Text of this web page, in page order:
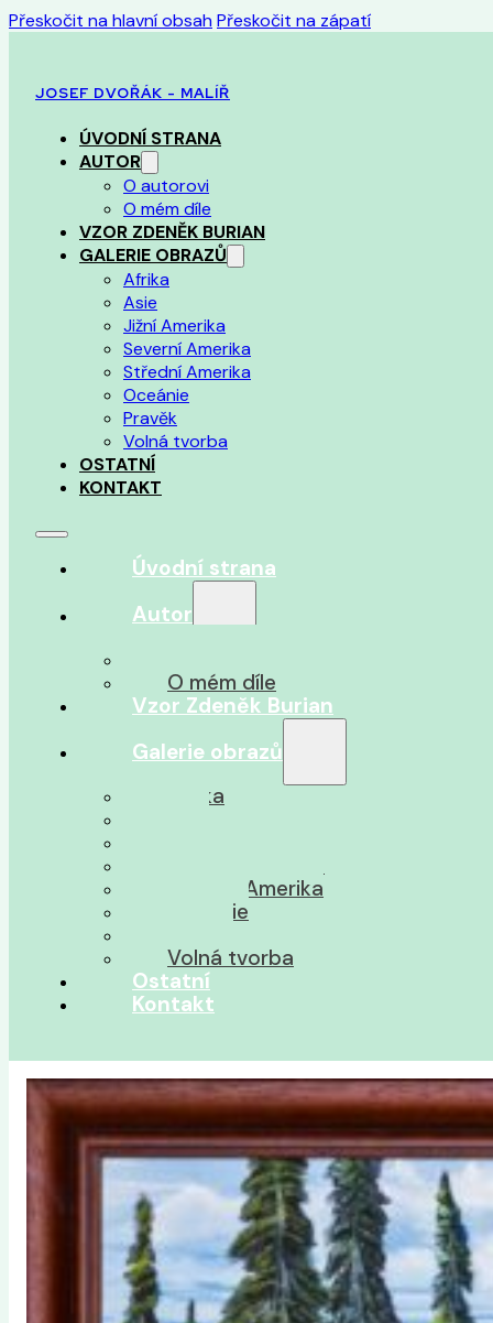
Přeskočit na hlavní obsahPřeskočit na zápatí
JOSEF DVOŘÁK - MALÍŘ
ÚVODNÍ STRANA
AUTOR
O autorovi
O mém díle
VZOR ZDENĚK BURIAN
GALERIE OBRAZŮ
Afrika
Asie
Jižní Amerika
Severní Amerika
Střední Amerika
Oceánie
Pravěk
Volná tvorba
OSTATNÍ
KONTAKT
Úvodní strana
Autor
O mém díle
Vzor Zdeněk Burian
Galerie obrazů
Afrika
Střední Amerika
Oceánie
Volná tvorba
Ostatní
Kontakt